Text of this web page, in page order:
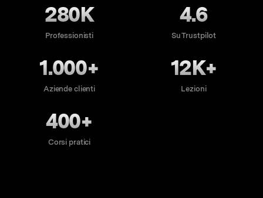
280K
Professionisti
4.6
Su Trustpilot
1.000+
Aziende clienti
12K+
Lezioni
400+
Corsi pratici